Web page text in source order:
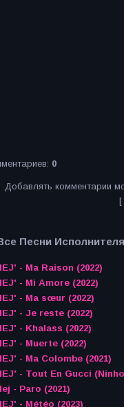
: 0
Добавлять комментарии
[
Песни
- Ma Raison (2022)
- Mi Amore (2022)
- Ma sœur (2022)
- Je reste (2022)
- Khalass (2022)
- Muerte (2022)
- Ma Colombe (2021)
- Tout En Gucci
- Paro (2021)
- Météo (2023)